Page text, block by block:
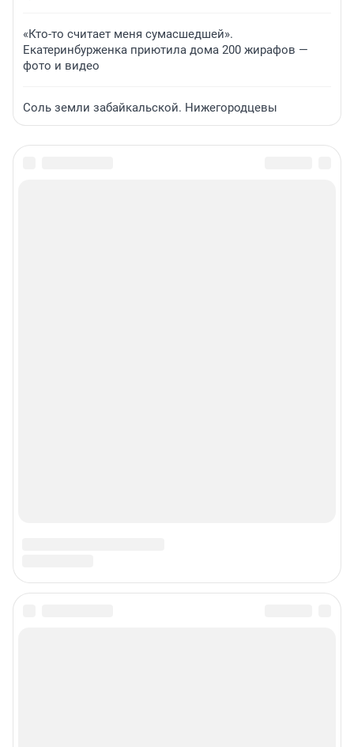
«Кто-то считает меня сумасшедшей».
Екатеринбурженка приютила дома 200 жирафов —
фото и видео
Соль земли забайкальской. Нижегородцевы